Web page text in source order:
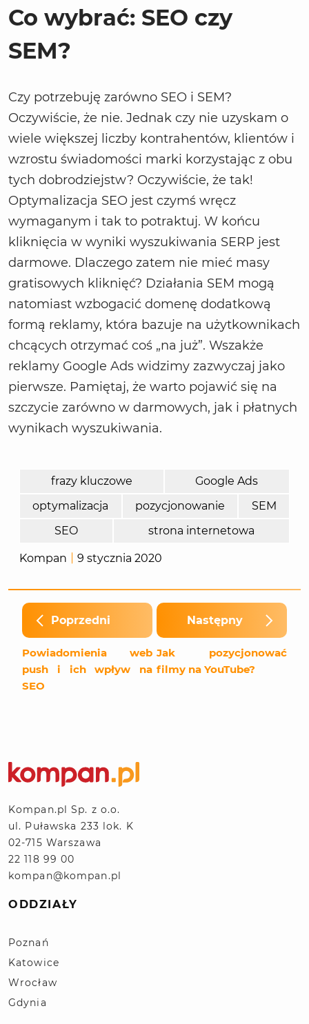
Co wybrać: SEO czy
SEM?
Czy potrzebuję zarówno SEO i SEM?
Oczywiście, że nie. Jednak czy nie uzyskam o
wiele większej liczby kontrahentów, klientów i
wzrostu świadomości marki korzystając z obu
tych dobrodziejstw? Oczywiście, że tak!
Optymalizacja SEO jest czymś wręcz
wymaganym i tak to potraktuj. W końcu
kliknięcia w wyniki wyszukiwania SERP jest
darmowe. Dlaczego zatem nie mieć masy
gratisowych kliknięć? Działania SEM mogą
natomiast wzbogacić domenę dodatkową
formą reklamy, która bazuje na użytkownikach
chcących otrzymać coś „na już”. Wszakże
reklamy Google Ads widzimy zazwyczaj jako
pierwsze. Pamiętaj, że warto pojawić się na
szczycie zarówno w darmowych, jak i płatnych
wynikach wyszukiwania.
frazy kluczowe
Google Ads
optymalizacja
pozycjonowanie
SEM
SEO
strona internetowa
Kompan 9 stycznia 2020
Poprzedni
Powiadomienia web
push i ich wpływ na
SEO
Następny
Jak pozycjonować
filmy na YouTube?
Kompan.pl Sp. z o.o.
ul. Puławska 233 lok. K
02-715 Warszawa
22 118 99 00
kompan@kompan.pl
ODDZIAŁY
Poznań
Katowice
Wrocław
Gdynia